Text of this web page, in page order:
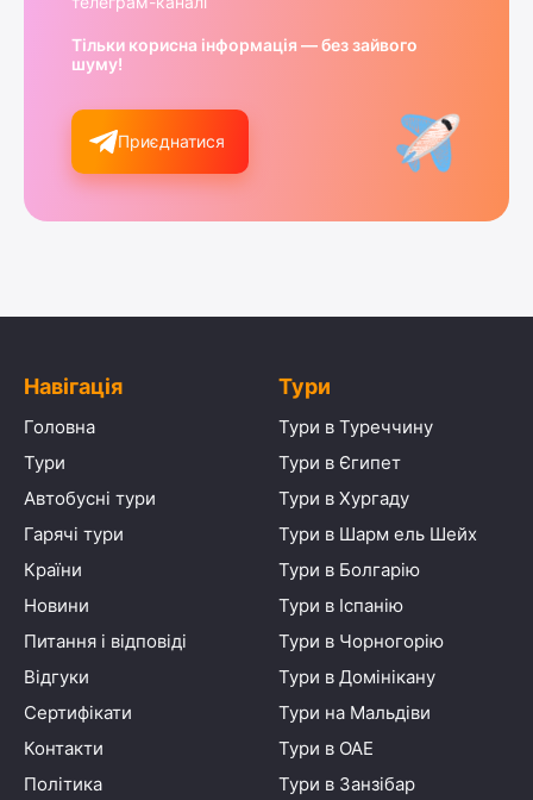
Тільки корисна інформація — без зайвого
шуму!
Приєднатися
Навігація
Головна
Тури
Автобусні тури
Гарячі тури
Країни
Новини
Питання і відповіді
Відгуки
Сертифікати
Контакти
Політика
Тури
Тури в Туреччину
Тури в Єгипет
Тури в Хургаду
Тури в Шарм ель Шейх
Тури в Болгарію
Тури в Іспанію
Тури в Чорногорію
Тури в Домінікану
Тури на Мальдіви
Тури в ОАЕ
Тури в Занзібар